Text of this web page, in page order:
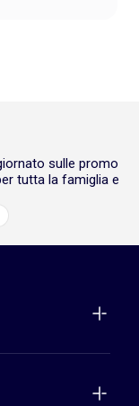
sulle promo
tutta la famiglia e